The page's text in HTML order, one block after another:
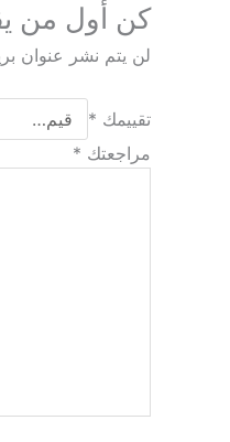
كن أول من يقيم “طقم
لن يتم نشر عنوان
تقييمك *
مراجعتك *